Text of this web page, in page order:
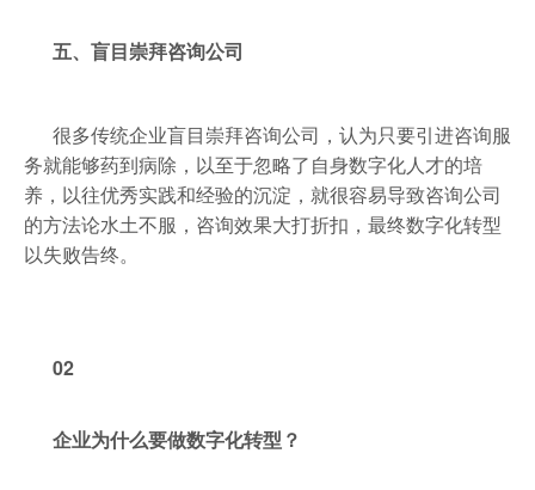
五、盲目崇拜咨询公司
很多传统企业盲目崇拜咨询公司，认为只要引进咨询服
务就能够药到病除，以至于忽略了自身数字化人才的培
养，以往优秀实践和经验的沉淀，就很容易导致咨询公司
的方法论水土不服，咨询效果大打折扣，最终数字化转型
以失败告终。
02
企业为什么要做数字化转型？